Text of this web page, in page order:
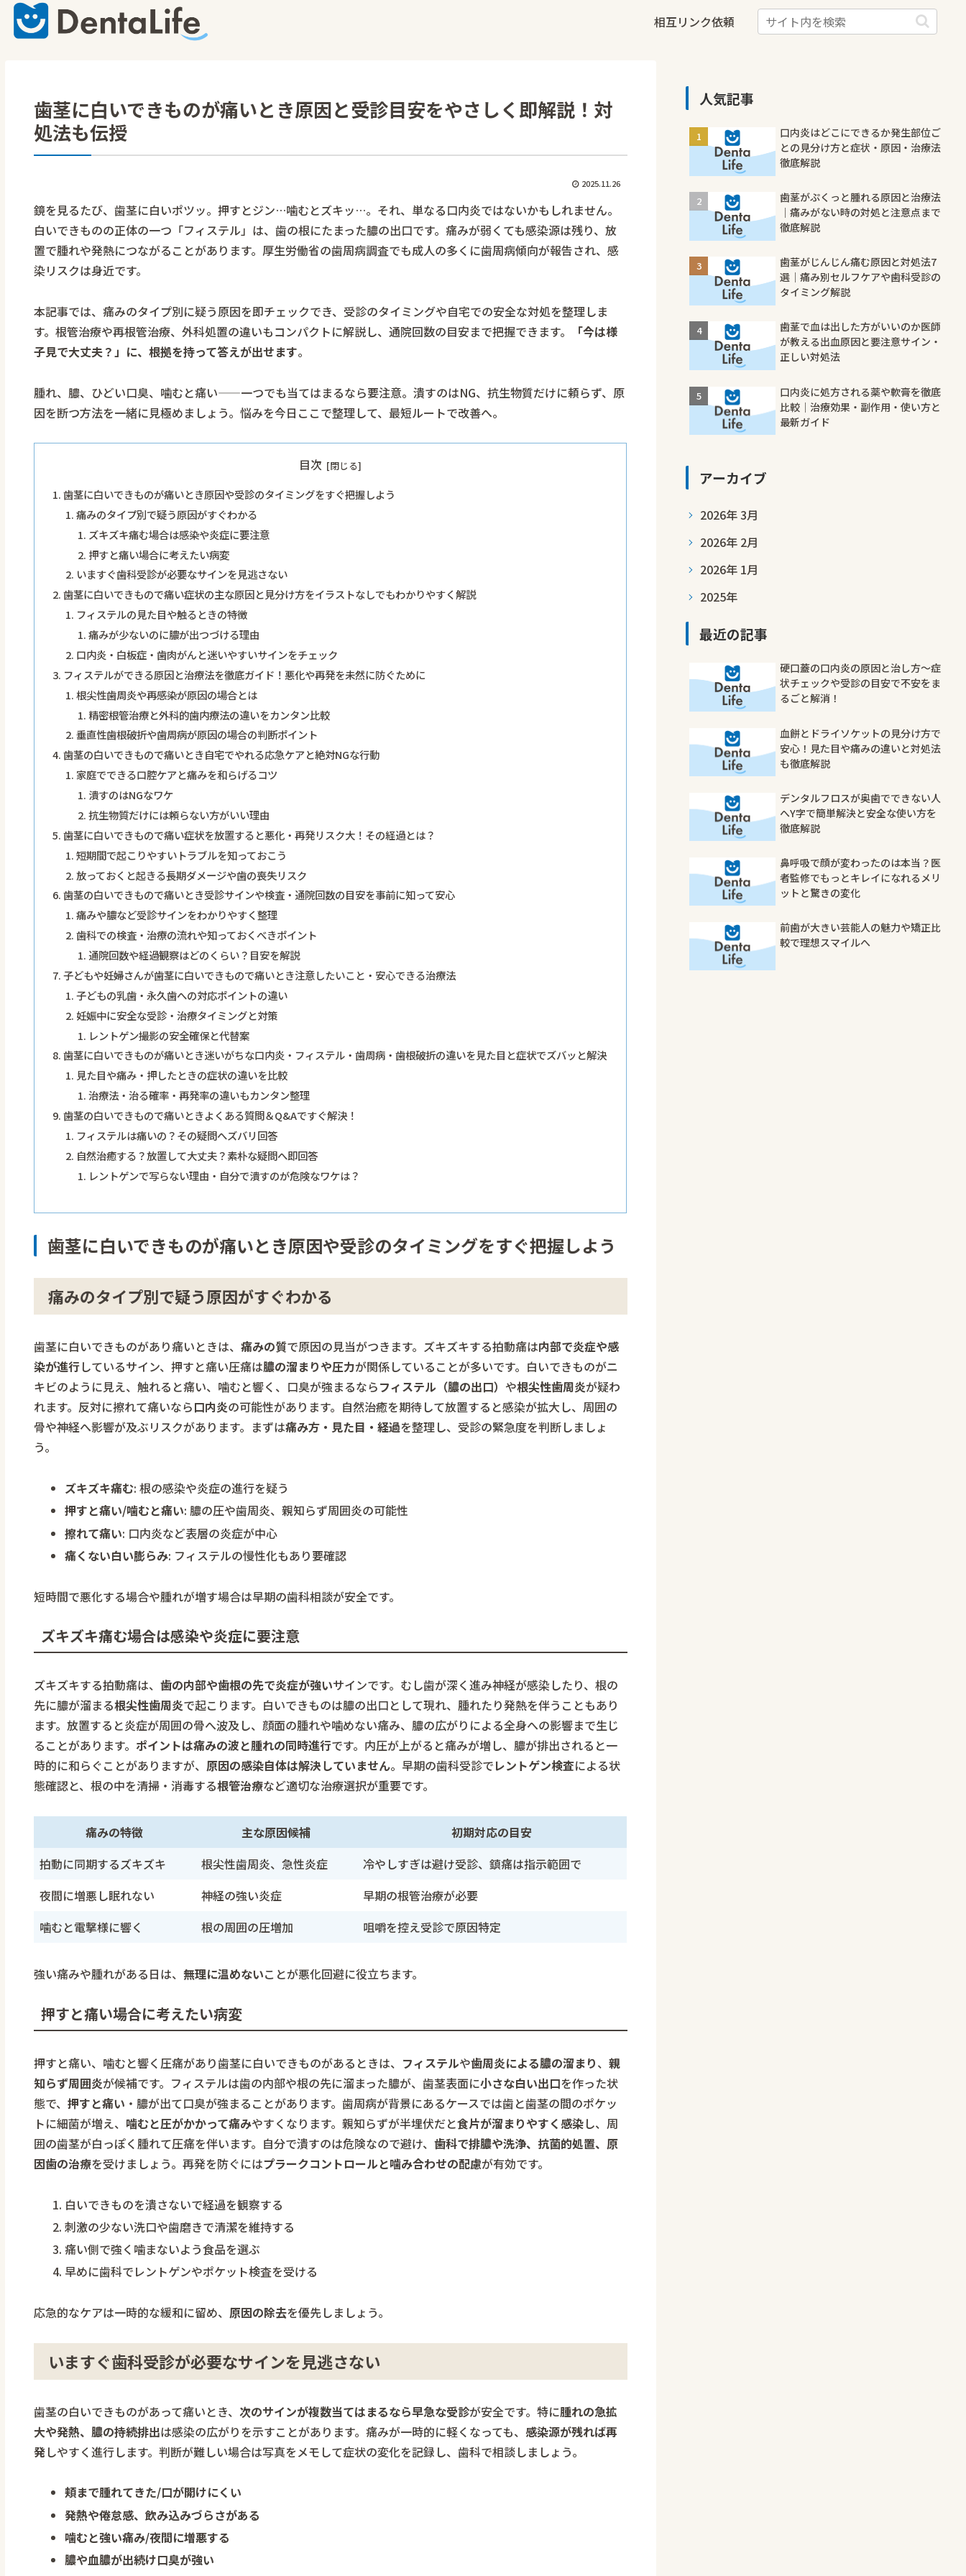
相互リンク依頼
歯茎に白いできものが痛いとき原因と受診目安をやさしく即解説！対
処法も伝授
2025.11.26
鏡を見るたび、歯茎に白いポツッ。押すとジン…噛むとズキッ…。それ、単なる口内炎ではないかもしれません。
白いできものの正体の一つ「フィステル」は、歯の根にたまった膿の出口です。痛みが弱くても感染源は残り、放
置で腫れや発熱につながることがあります。厚生労働省の歯周病調査でも成人の多くに歯周病傾向が報告され、感
染リスクは身近です。
本記事では、痛みのタイプ別に疑う原因を即チェックでき、受診のタイミングや自宅での安全な対処を整理しま
す。根管治療や再根管治療、外科処置の違いもコンパクトに解説し、通院回数の目安まで把握できます。
「今は様
子見で大丈夫？」に、根拠を持って答えが出せます。
腫れ、膿、ひどい口臭、噛むと痛い——一つでも当てはまるなら要注意。潰すのはNG、抗生物質だけに頼らず、原
因を断つ方法を一緒に見極めましょう。悩みを今日ここで整理して、最短ルートで改善へ。
目次
歯茎に白いできものが痛いとき原因や受診のタイミングをすぐ把握しよう
痛みのタイプ別で疑う原因がすぐわかる
ズキズキ痛む場合は感染や炎症に要注意
押すと痛い場合に考えたい病変
いますぐ歯科受診が必要なサインを見逃さない
歯茎に白いできもので痛い症状の主な原因と見分け方をイラストなしでもわかりやすく解説
フィステルの見た目や触るときの特徴
痛みが少ないのに膿が出つづける理由
口内炎・白板症・歯肉がんと迷いやすいサインをチェック
フィステルができる原因と治療法を徹底ガイド！悪化や再発を未然に防ぐために
根尖性歯周炎や再感染が原因の場合とは
精密根管治療と外科的歯内療法の違いをカンタン比較
垂直性歯根破折や歯周病が原因の場合の判断ポイント
歯茎の白いできもので痛いとき自宅でやれる応急ケアと絶対NGな行動
家庭でできる口腔ケアと痛みを和らげるコツ
潰すのはNGなワケ
抗生物質だけには頼らない方がいい理由
歯茎に白いできもので痛い症状を放置すると悪化・再発リスク大！その経過とは？
短期間で起こりやすいトラブルを知っておこう
放っておくと起きる長期ダメージや歯の喪失リスク
歯茎の白いできもので痛いとき受診サインや検査・通院回数の目安を事前に知って安心
痛みや膿など受診サインをわかりやすく整理
歯科での検査・治療の流れや知っておくべきポイント
通院回数や経過観察はどのくらい？目安を解説
子どもや妊婦さんが歯茎に白いできもので痛いとき注意したいこと・安心できる治療法
子どもの乳歯・永久歯への対応ポイントの違い
妊娠中に安全な受診・治療タイミングと対策
レントゲン撮影の安全確保と代替案
歯茎に白いできものが痛いとき迷いがちな口内炎・フィステル・歯周病・歯根破折の違いを見た目と症状でズバッと解決
見た目や痛み・押したときの症状の違いを比較
治療法・治る確率・再発率の違いもカンタン整理
歯茎の白いできもので痛いときよくある質問＆Q&Aですぐ解決！
フィステルは痛いの？その疑問へズバリ回答
自然治癒する？放置して大丈夫？素朴な疑問へ即回答
レントゲンで写らない理由・自分で潰すのが危険なワケは？
歯茎に白いできものが痛いとき原因や受診のタイミングをすぐ把握しよう
痛みのタイプ別で疑う原因がすぐわかる
歯茎に白いできものがあり痛いときは、 痛みの質で原因の見当がつきます。ズキズキする拍動痛は内部で炎症や感
染が進行しているサイン、押すと痛い圧痛は膿の溜まりや圧力が関係していることが多いです。白いできものがニ
キビのように見え、触れると痛い、噛むと響く、口臭が強まるならフィステル（膿の出口） や根尖性歯周炎が疑わ
れます。反対に擦れて痛いなら口内炎の可能性があります。自然治癒を期待して放置すると感染が拡大し、周囲の
骨や神経へ影響が及ぶリスクがあります。まずは痛み方・見た目・経過を整理し、受診の緊急度を判断しましょ
う。
ズキズキ痛む: 根の感染や炎症の進行を疑う
押すと痛い/噛むと痛い: 膿の圧や歯周炎、親知らず周囲炎の可能性
擦れて痛い: 口内炎など表層の炎症が中心
痛くない白い膨らみ: フィステルの慢性化もあり要確認
短時間で悪化する場合や腫れが増す場合は早期の歯科相談が安全です。
ズキズキ痛む場合は感染や炎症に要注意
ズキズキする拍動痛は、 歯の内部や歯根の先で炎症が強いサインです。むし歯が深く進み神経が感染したり、根の
先に膿が溜まる根尖性歯周炎で起こります。白いできものは膿の出口として現れ、腫れたり発熱を伴うこともあり
ます。放置すると炎症が周囲の骨へ波及し、顔面の腫れや噛めない痛み、膿の広がりによる全身への影響まで生じ
ることがあります。 ポイントは痛みの波と腫れの同時進行です。内圧が上がると痛みが増し、膿が排出されると一
時的に和らぐことがありますが、 原因の感染自体は解決していません。早期の歯科受診でレントゲン検査による状
態確認と、根の中を清掃・消毒する根管治療など適切な治療選択が重要です。
痛みの特徴 主な原因候補
初期対応の目安
拍動に同期するズキズキ
根尖性歯周炎、急性炎症
冷やしすぎは避け受診、鎮痛は指示範囲で
夜間に増悪し眠れない
神経の強い炎症
早期の根管治療が必要
噛むと電撃様に響く
根の周囲の圧増加 咀嚼を控え受診で原因特定
強い痛みや腫れがある日は、 無理に温めないことが悪化回避に役立ちます。
押すと痛い場合に考えたい病変
押すと痛い、噛むと響く圧痛があり歯茎に白いできものがあるときは、 フィステルや歯周炎による膿の溜まり、 親
知らず周囲炎が候補です。フィステルは歯の内部や根の先に溜まった膿が、歯茎表面に小さな白い出口を作った状
態で、 押すと痛い ・膿が出て口臭が強まることがあります。歯周病が背景にあるケースでは歯と歯茎の間のポケッ
トに細菌が増え、 噛むと圧がかかって痛みやすくなります。親知らずが半埋伏だと食片が溜まりやすく感染し、周
囲の歯茎が白っぽく腫れて圧痛を伴います。自分で潰すのは危険なので避け、 歯科で排膿や洗浄、抗菌的処置、原
因歯の治療を受けましょう。再発を防ぐにはプラークコントロールと噛み合わせの配慮が有効です。
白いできものを潰さないで経過を観察する
刺激の少ない洗口や歯磨きで清潔を維持する
痛い側で強く噛まないよう食品を選ぶ
早めに歯科でレントゲンやポケット検査を受ける
応急的なケアは一時的な緩和に留め、 原因の除去を優先しましょう。
いますぐ歯科受診が必要なサインを見逃さない
歯茎の白いできものがあって痛いとき、 次のサインが複数当てはまるなら早急な受診が安全です。特に腫れの急拡
大や発熱、膿の持続排出は感染の広がりを示すことがあります。痛みが一時的に軽くなっても、 感染源が残れば再
発しやすく進行します。判断が難しい場合は写真をメモして症状の変化を記録し、歯科で相談しましょう。
頬まで腫れてきた/口が開けにくい
発熱や倦怠感、飲み込みづらさがある
噛むと強い痛み/夜間に増悪する
膿や血膿が出続け口臭が強い
人気記事
口内炎はどこにできるか発生部位ご
との見分け方と症状・原因・治療法
徹底解説
歯茎がぷくっと腫れる原因と治療法
｜痛みがない時の対処と注意点まで
徹底解説
歯茎がじんじん痛む原因と対処法7
選｜痛み別セルフケアや歯科受診の
タイミング解説
歯茎で血は出した方がいいのか医師
が教える出血原因と要注意サイン・
正しい対処法
口内炎に処方される薬や軟膏を徹底
比較｜治療効果・副作用・使い方と
最新ガイド
アーカイブ
2026年 3月
2026年 2月
2026年 1月
2025年
最近の記事
硬口蓋の口内炎の原因と治し方〜症
状チェックや受診の目安で不安をま
るごと解消！
血餅とドライソケットの見分け方で
安心！見た目や痛みの違いと対処法
も徹底解説
デンタルフロスが奥歯でできない人
へY字で簡単解決と安全な使い方を
徹底解説
鼻呼吸で顔が変わったのは本当？医
者監修でもっとキレイになれるメリ
ットと驚きの変化
前歯が大きい芸能人の魅力や矯正比
較で理想スマイルへ